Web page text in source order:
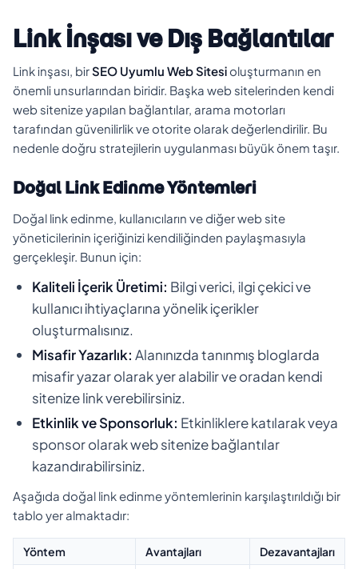
Link İnşası ve Dış Bağlantılar
Link inşası, birSEO Uyumlu Web Sitesioluşturmanın en
önemli unsurlarından biridir. Başka web sitelerinden kendi
web sitenize yapılan bağlantılar, arama motorları
tarafından güvenilirlik ve otorite olarak değerlendirilir. Bu
nedenle doğru stratejilerin uygulanması büyük önem taşır.
Doğal Link Edinme Yöntemleri
Doğal link edinme, kullanıcıların ve diğer web site
yöneticilerinin içeriğinizi kendiliğinden paylaşmasıyla
gerçekleşir. Bunun için:
Kaliteli İçerik Üretimi: Bilgi verici, ilgi çekici ve
kullanıcı ihtiyaçlarına yönelik içerikler
oluşturmalısınız.
Misafir Yazarlık: Alanınızda tanınmış bloglarda
misafir yazar olarak yer alabilir ve oradan kendi
sitenize link verebilirsiniz.
Etkinlik ve Sponsorluk: Etkinliklere katılarak veya
sponsor olarak web sitenize bağlantılar
kazandırabilirsiniz.
Aşağıda doğal link edinme yöntemlerinin karşılaştırıldığı bir
tablo yer almaktadır:
Yöntem Avantajları
Dezavantajları